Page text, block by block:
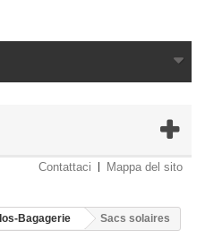
Contattaci Mappa del sito
Bagagerie Sacs solaires